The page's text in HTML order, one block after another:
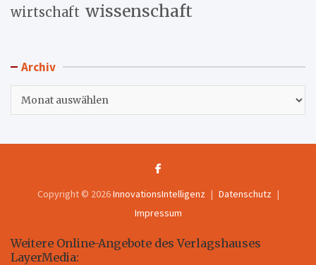
wirtschaft wissenschaft
Archiv
Copyright © 2026InnovationsIntelligenz
Datenschutz
Impressum
Weitere Online-Angebote des Verlagshauses
LayerMedia: